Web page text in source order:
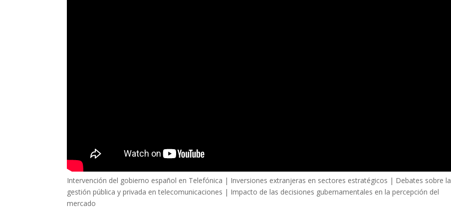
Intervención del gobierno español en Telefónica | Inversiones extranjeras en sectores estratégicos | Debates sobre la
gestión pública y privada en telecomunicaciones | Impacto de las decisiones gubernamentales en la percepción del
mercado